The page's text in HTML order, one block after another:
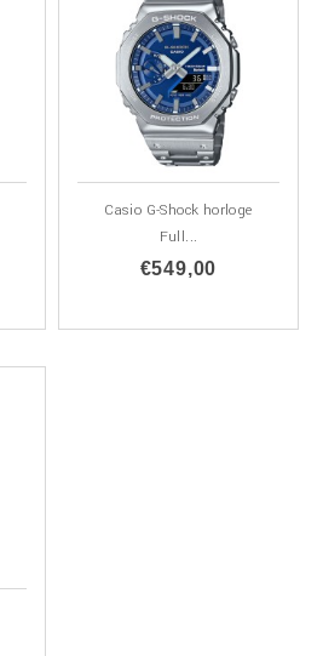
Casio G-Shock horloge
Full...
€549,00